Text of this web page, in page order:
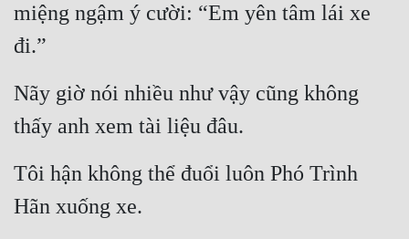
Cung Đấu
Cổ Tiên Hiệp
Cổ Đại
Du Hí
Dã Sử
miệng ngậm ý cười: “Em yên tâm lái xe
đi.”
Nãy giờ nói nhiều như vậy cũng không
thấy anh xem tài liệu đâu.
Tôi hận không thể đuổi luôn Phó Trình
Hãn xuống xe.